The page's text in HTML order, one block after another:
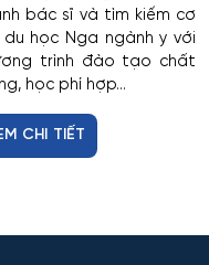
bác sĩ và tìm kiếm cơ
du học Nga ngành y với
trình đào tạo chất
học phí hợp...
CHI TIẾT